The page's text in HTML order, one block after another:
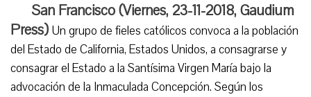
San Francisco (Viernes, 23-11-2018, Gaudium
Press) Un grupo de fieles católicos convoca a la población
del Estado de California, Estados Unidos, a consagrarse y
consagrar el Estado a la Santísima Virgen María bajo la
advocación de la Inmaculada Concepción. Según los